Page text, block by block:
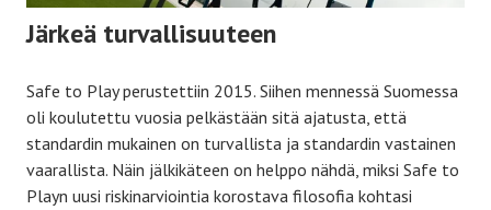
Järkeä turvallisuuteen
Safe to Play perustettiin 2015. Siihen mennessä Suomessa
oli koulutettu vuosia pelkästään sitä ajatusta, että
standardin mukainen on turvallista ja standardin vastainen
vaarallista. Näin jälkikäteen on helppo nähdä, miksi Safe to
Playn uusi riskinarviointia korostava filosofia kohtasi